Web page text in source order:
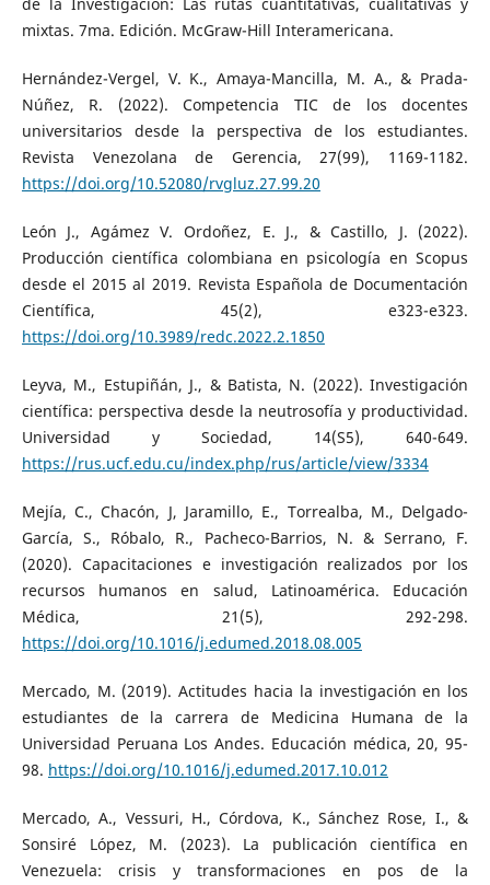
mixtas. 7ma. Edición. McGraw-Hill Interamericana.
Hernández-Vergel, V. K., Amaya-Mancilla, M. A., & Prada-
Núñez, R. (2022). Competencia TIC de los docentes
universitarios desde la perspectiva de los estudiantes.
Revista Venezolana de Gerencia, 27(99), 1169-1182.
https://doi.org/10.52080/rvgluz.27.99.20
León J., Agámez V. Ordoñez, E. J., & Castillo, J. (2022).
Producción científica colombiana en psicología en Scopus
desde el 2015 al 2019. Revista Española de Documentación
Científica, 45(2), e323-e323.
https://doi.org/10.3989/redc.2022.2.1850
Leyva, M., Estupiñán, J., & Batista, N. (2022). Investigación
científica: perspectiva desde la neutrosofía y productividad.
Universidad y Sociedad, 14(S5), 640-649.
https://rus.ucf.edu.cu/index.php/rus/article/view/3334
Mejía, C., Chacón, J, Jaramillo, E., Torrealba, M., Delgado-
García, S., Róbalo, R., Pacheco-Barrios, N. & Serrano, F.
(2020). Capacitaciones e investigación realizados por los
recursos humanos en salud, Latinoamérica. Educación
Médica, 21(5), 292-298.
https://doi.org/10.1016/j.edumed.2018.08.005
Mercado, M. (2019). Actitudes hacia la investigación en los
estudiantes de la carrera de Medicina Humana de la
Universidad Peruana Los Andes. Educación médica, 20, 95-
98. https://doi.org/10.1016/j.edumed.2017.10.012
Mercado, A., Vessuri, H., Córdova, K., Sánchez Rose, I., &
Sonsiré López, M. (2023). La publicación científica en
Venezuela: crisis y transformaciones en pos de la